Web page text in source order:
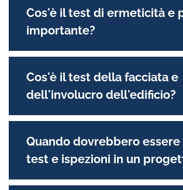
Cos'è il test di ermeticità e
importante?
Cos'è il test della facciata e
dell'involucro dell'edificio?
Quando dovrebbero
test e ispezioni in un